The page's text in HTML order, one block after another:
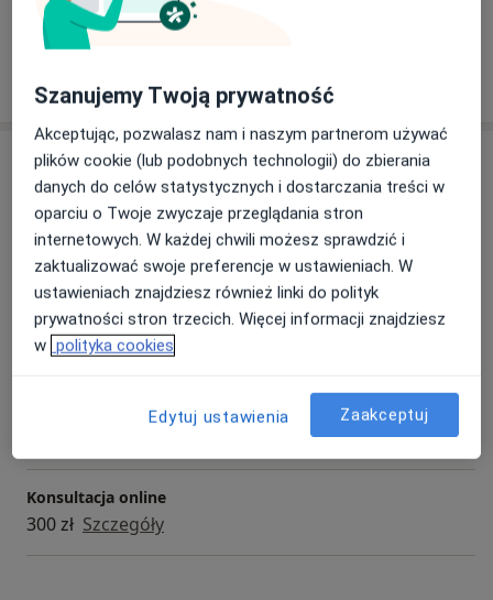
uzależnień)
- zaburzeń otępiennych
stacjonarnych. Konsultacje telefoniczne dostępne
dla stałych pacjentów, w stabilnym stanie, po
Dla pacjentów leczących się wcześniej pod moją
opieką w ramach placówki LuxMed/Harmonia -
konieczne jest dostarczenie dokumentacji
medycznej dotychczasowego leczenia.
Zaświadczenia o stanie zdrowia, druk OL-9, e-ZLA
(zwolnienie chorobowe) etc. wystawiam podczas
wizyty, po badaniu psychiatrycznym.
punktualność: na wizytę dopuszczalne jest
spóźnienie maksymalnie do połowy jej czasu.
bezpieczeństwo i pełną uwagę każdemu
pacjentowi oraz minimalizować opóźnienia dla
kolejnych wizyt.
17/03/2026
Usługi i ceny
Konsultacja psychiatryczna (kolejna
wizyta)
Od 300 zł Szczegóły
Umów wizytę
Konsultacja psychiatryczna
(pierwsza wizyta)
Od 350 zł Szczegóły
Umów wizytę
Konsultacja psychiatryczna
Konsultacja online
300 zł Szczegóły
Szanujemy Twoją prywatność
Akceptując, pozwalasz nam i naszym partnerom używać
plików cookie (lub podobnych technologii) do zbierania
danych do celów statystycznych i dostarczania treści w
oparciu o Twoje zwyczaje przeglądania stron
internetowych. W każdej chwili możesz sprawdzić i
zaktualizować swoje preferencje w ustawieniach. W
ustawieniach znajdziesz również linki do polityk
prywatności stron trzecich. Więcej informacji znajdziesz
w polityka cookies
Edytuj ustawienia Zaakceptuj